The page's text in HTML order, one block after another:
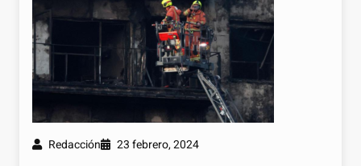
Redacción 23 febrero, 2024